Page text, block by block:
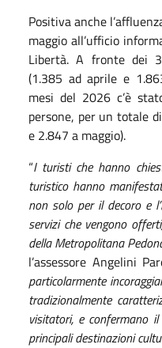
Positiva anche
maggio all’ufficio
Libertà. A fronte dei
(1.385 ad aprile e
mesi del 2026 c’è
persone, per un totale
e 2.847 a maggio).
“I turisti che hanno
turistico hanno
non solo per il decoro e
servizi che vengono
della Metropolitana
l’assessore Angelini
particolarmente
tradizionalmente
visitatori, e confermano
principali destinazioni